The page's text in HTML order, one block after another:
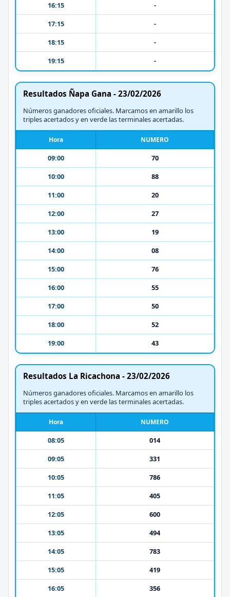
16:15
-
17:15
-
18:15
-
19:15
-
Resultados Ñapa Gana - 23/02/2026
Números ganadores oficiales. Marcamos en amarillo los
triples acertados y en verde las terminales acertadas.
Hora NUMERO
09:00
70
10:00
88
11:00
20
12:00
27
13:00
19
14:00
08
15:00
76
16:00
55
17:00
50
18:00
52
19:00
43
Resultados La Ricachona - 23/02/2026
Números ganadores oficiales. Marcamos en amarillo los
triples acertados y en verde las terminales acertadas.
Hora NUMERO
08:05
014
09:05
331
10:05
786
11:05
405
12:05
600
13:05
494
14:05
783
15:05
419
16:05
356